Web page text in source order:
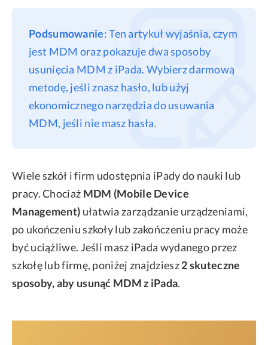
About
Support
Privacy
Terms
Podsumowanie: Ten artykuł wyjaśnia, czym
jest MDM oraz pokazuje dwa sposoby
usunięcia MDM z iPada. Wybierz darmową
metodę, jeśli znasz hasło, lub użyj
ekonomicznego narzędzia do usuwania
MDM, jeśli nie masz hasła.
Wiele szkół i firm udostępnia iPady do nauki lub
pracy. Chociaż MDM (Mobile Device
Management) ułatwia zarządzanie urządzeniami,
po ukończeniu szkoły lub zakończeniu pracy może
być uciążliwe. Jeśli masz iPada wydanego przez
szkołę lub firmę, poniżej znajdziesz2 skuteczne
sposoby, aby usunąć MDM z iPada.